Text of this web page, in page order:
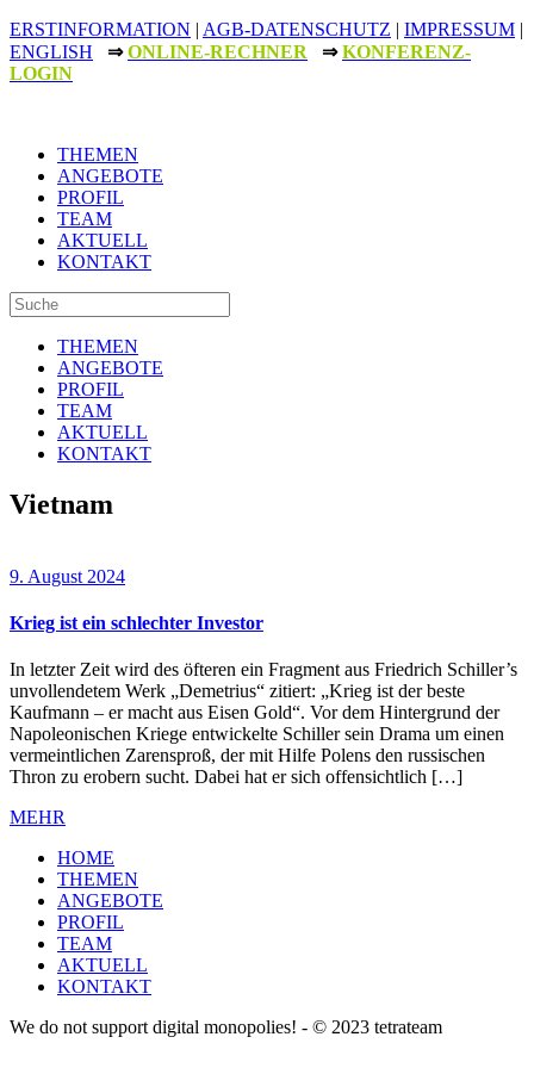
ERSTINFORMATION | AGB-DATENSCHUTZ | IMPRESSUM |
ENGLISH
⇒ONLINE-RECHNER ⇒ KONFERENZ-
LOGIN
THEMEN
ANGEBOTE
PROFIL
TEAM
AKTUELL
KONTAKT
THEMEN
ANGEBOTE
PROFIL
TEAM
AKTUELL
KONTAKT
Vietnam
9. August 2024
Krieg ist ein schlechter Investor
In letzter Zeit wird des öfteren ein Fragment aus Friedrich Schiller’s
unvollendetem Werk „Demetrius“ zitiert: „Krieg ist der beste
Kaufmann – er macht aus Eisen Gold“. Vor dem Hintergrund der
Napoleonischen Kriege entwickelte Schiller sein Drama um einen
vermeintlichen Zarensproß, der mit Hilfe Polens den russischen
Thron zu erobern sucht. Dabei hat er sich offensichtlich […]
MEHR
HOME
THEMEN
ANGEBOTE
PROFIL
TEAM
AKTUELL
KONTAKT
We do not support digital monopolies! - © 2023 tetrateam